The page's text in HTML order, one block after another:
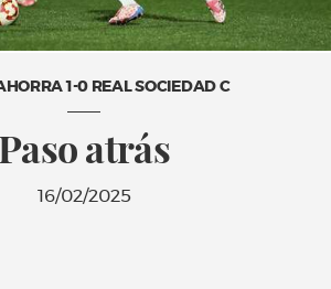
1-0 REAL SOCIEDAD C
Paso atrás
16/02/2025